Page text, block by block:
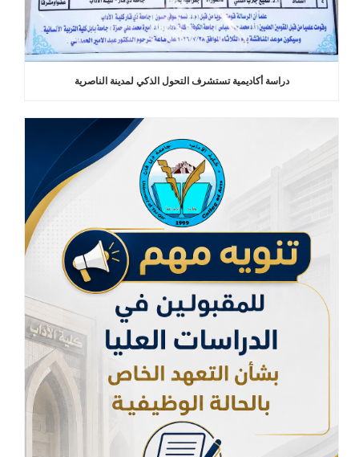
دراسة أكاديمية تستشرف التحول الذكي لمدينة الناصرية